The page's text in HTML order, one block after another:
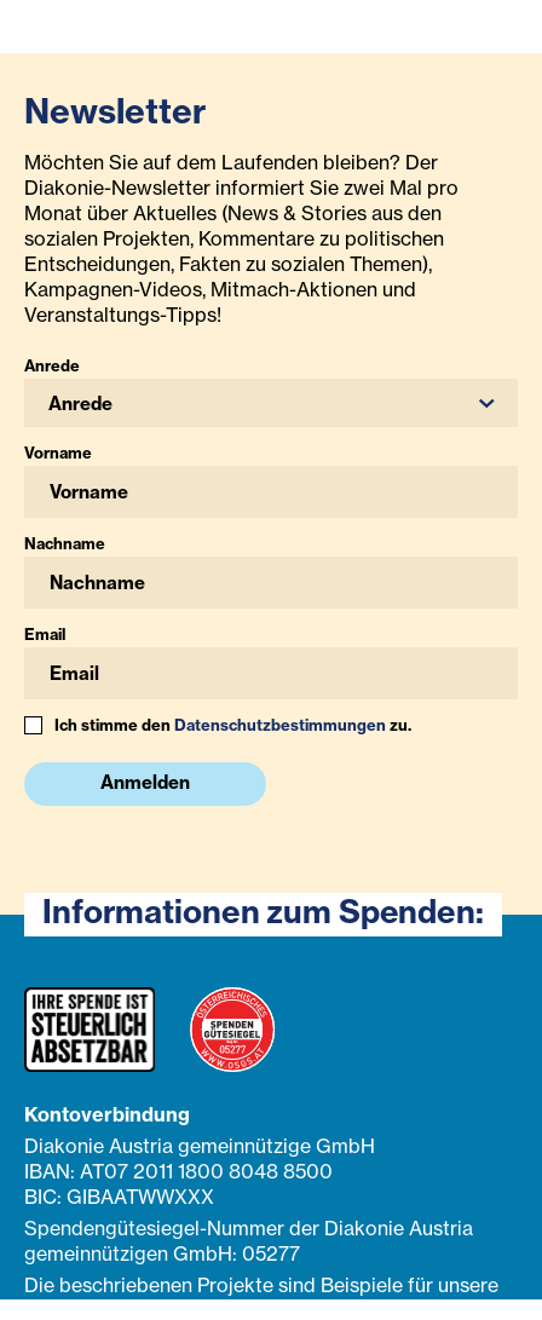
Newsletter
Möchten Sie auf dem Laufenden bleiben? Der
Diakonie-Newsletter informiert Sie zwei Mal pro
Monat über Aktuelles (News & Stories aus den
sozialen Projekten, Kommentare zu politischen
Entscheidungen, Fakten zu sozialen Themen),
Kampagnen-Videos, Mitmach-Aktionen und
Veranstaltungs-Tipps!
Anrede
Anrede
Vorname
Nachname
Email
Ich stimme denDatenschutzbestimmungenzu.
Anmelden
Informationen zum Spenden:
Kontoverbindung
Diakonie Austria gemeinnützige GmbH
IBAN: AT07 2011 1800 8048 8500
BIC: GIBAATWWXXX
Spendengütesiegel-Nummer der Diakonie Austria
gemeinnützigen GmbH: 05277
Die beschriebenen Projekte sind Beispiele für unsere